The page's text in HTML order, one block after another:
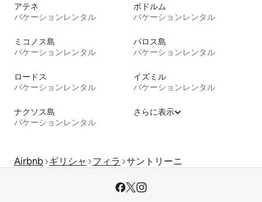
アテネ
バケーションレンタル
ボドルム
バケーションレンタル
ミコノス島
バケーションレンタル
パロス島
バケーションレンタル
ロードス
バケーションレンタル
イズミル
バケーションレンタル
ナクソス島
バケーションレンタル
さらに表示
Airbnb ギリシャ フィラ サントリーニ